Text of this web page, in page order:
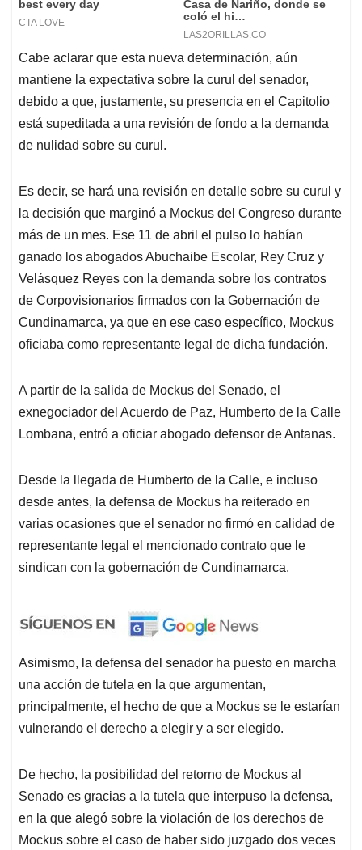
Cabe aclarar que esta nueva determinación, aún
mantiene la expectativa sobre la curul del senador,
debido a que, justamente, su presencia en el Capitolio
está supeditada a una revisión de fondo a la demanda
de nulidad sobre su curul.
Es decir, se hará una revisión en detalle sobre su curul y
la decisión que marginó a Mockus del Congreso durante
más de un mes. Ese 11 de abril el pulso lo habían
ganado los abogados Abuchaibe Escolar, Rey Cruz y
Velásquez Reyes con la demanda sobre los contratos
de Corpovisionarios firmados con la Gobernación de
Cundinamarca, ya que en ese caso específico, Mockus
oficiaba como representante legal de dicha fundación.
A partir de la salida de Mockus del Senado, el
exnegociador del Acuerdo de Paz, Humberto de la Calle
Lombana, entró a oficiar abogado defensor de Antanas.
Desde la llegada de Humberto de la Calle, e incluso
desde antes, la defensa de Mockus ha reiterado en
varias ocasiones que el senador no firmó en calidad de
representante legal el mencionado contrato que le
sindican con la gobernación de Cundinamarca.
Asimismo, la defensa del senador ha puesto en marcha
una acción de tutela en la que argumentan,
principalmente, el hecho de que a Mockus se le estarían
vulnerando el derecho a elegir y a ser elegido.
De hecho, la posibilidad del retorno de Mockus al
Senado es gracias a la tutela que interpuso la defensa,
en la que alegó sobre la violación de los derechos de
Mockus sobre el caso de haber sido juzgado dos veces